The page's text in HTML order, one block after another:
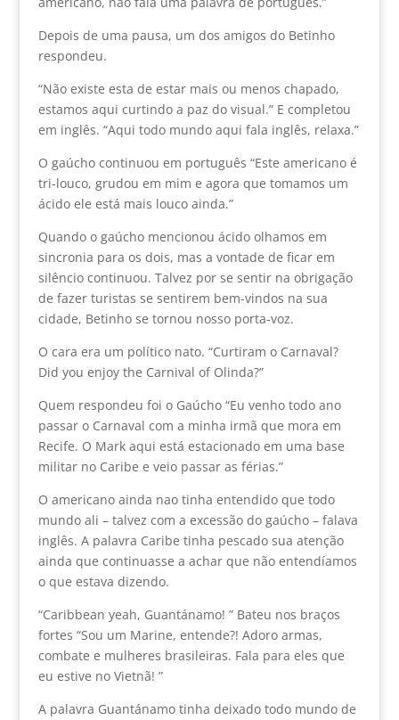
Depois de uma pausa, um dos amigos do Betinho
respondeu.
“Não existe esta de estar mais ou menos chapado,
estamos aqui curtindo a paz do visual.” E completou
em inglês. “Aqui todo mundo aqui fala inglês, relaxa.”
O gaúcho continuou em português “Este americano é
tri-louco, grudou em mim e agora que tomamos um
ácido ele está mais louco ainda.”
Quando o gaúcho mencionou ácido olhamos em
sincronia para os dois, mas a vontade de ficar em
silêncio continuou. Talvez por se sentir na obrigação
de fazer turistas se sentirem bem-vindos na sua
cidade, Betinho se tornou nosso porta-voz.
O cara era um político nato. “Curtiram o Carnaval?
Did you enjoy the Carnival of Olinda?”
Quem respondeu foi o Gaúcho “Eu venho todo ano
passar o Carnaval com a minha irmã que mora em
Recife. O Mark aqui está estacionado em uma base
militar no Caribe e veio passar as férias.”
O americano ainda nao tinha entendido que todo
mundo ali – talvez com a excessão do gaúcho – falava
inglês. A palavra Caribe tinha pescado sua atenção
ainda que continuasse a achar que não entendíamos
o que estava dizendo.
“Caribbean yeah, Guantánamo! ” Bateu nos braços
fortes “Sou um Marine, entende?! Adoro armas,
combate e mulheres brasileiras. Fala para eles que
eu estive no Vietnã! ”
A palavra Guantánamo tinha deixado todo mundo de